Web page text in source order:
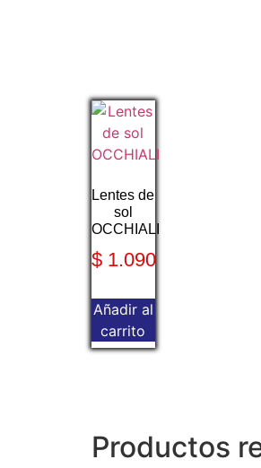
Lentes de
sol
OCCHIALI
$ 1.090
Añadir al
carrito
Productos